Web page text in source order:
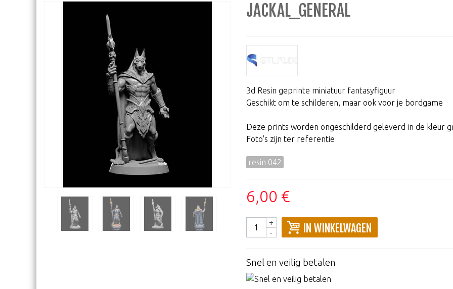
JACKAL_GENERAL
3d Resin geprinte miniatuur fantasyfiguur
Geschikt om te schilderen, maar ook voor je bordgame
Deze prints worden ongeschilderd geleverd in de kleur
Foto's zijn ter referentie
resin 042
6,00 €
-
+ IN WINKELWAGEN
Snel en veilig betalen